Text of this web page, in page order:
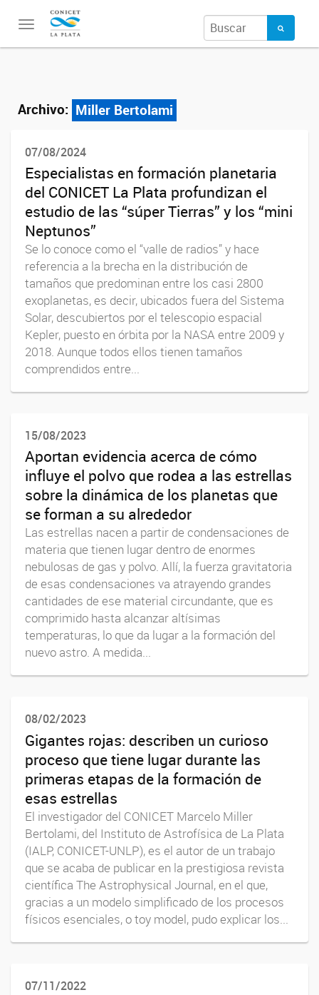
Toggle
navigation
Archivo: Miller Bertolami
07/08/2024
Especialistas en formación planetaria
del CONICET La Plata profundizan el
estudio de las “súper Tierras” y los “mini
Neptunos”
Se lo conoce como el “valle de radios” y hace
referencia a la brecha en la distribución de
tamaños que predominan entre los casi 2800
exoplanetas, es decir, ubicados fuera del Sistema
Solar, descubiertos por el telescopio espacial
Kepler, puesto en órbita por la NASA entre 2009 y
2018. Aunque todos ellos tienen tamaños
comprendidos entre...
15/08/2023
Aportan evidencia acerca de cómo
influye el polvo que rodea a las estrellas
sobre la dinámica de los planetas que
se forman a su alrededor
Las estrellas nacen a partir de condensaciones de
materia que tienen lugar dentro de enormes
nebulosas de gas y polvo. Allí, la fuerza gravitatoria
de esas condensaciones va atrayendo grandes
cantidades de ese material circundante, que es
comprimido hasta alcanzar altísimas
temperaturas, lo que da lugar a la formación del
nuevo astro. A medida...
08/02/2023
Gigantes rojas: describen un curioso
proceso que tiene lugar durante las
primeras etapas de la formación de
esas estrellas
El investigador del CONICET Marcelo Miller
Bertolami, del Instituto de Astrofísica de La Plata
(IALP, CONICET-UNLP), es el autor de un trabajo
que se acaba de publicar en la prestigiosa revista
científica The Astrophysical Journal, en el que,
gracias a un modelo simplificado de los procesos
físicos esenciales, o toy model, pudo explicar los...
07/11/2022